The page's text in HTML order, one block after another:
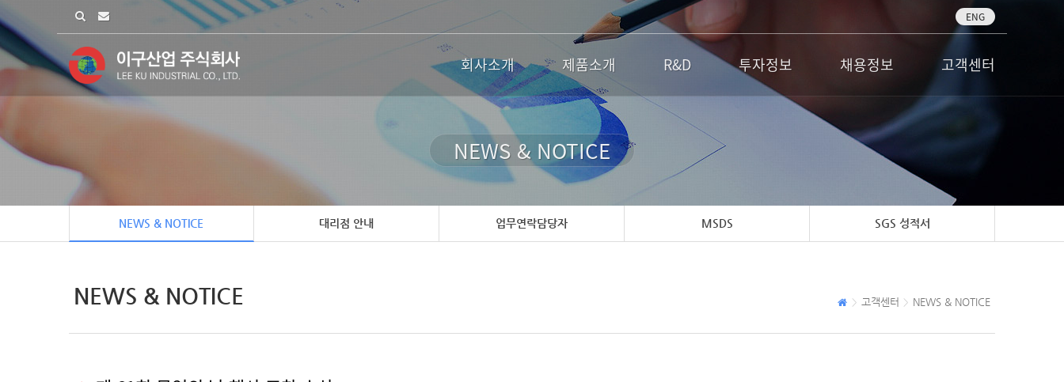
ENG
회사소개 제품소개 R&D 투자정보 채용정보 고객센터
NEWS & NOTICE
NEWS & NOTICE 대리점 안내 업무연락담당자 MSDS SGS 성적서
NEWS & NOTICE 고객센터 NEWS & NOTICE